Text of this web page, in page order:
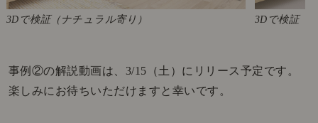
3Dで検証（ナチュラル寄り） 3Dで検証（
事例②の解説動画は、3/15（土）にリリース予定です。
楽しみにお待ちいただけますと幸いです。